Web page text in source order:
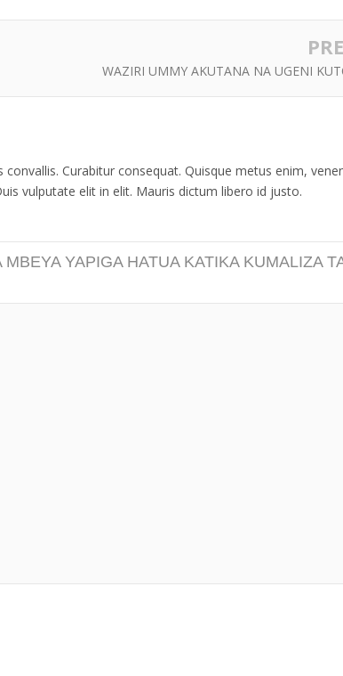
WAZIRI UMMY AKUTANA NA UGENI
Curabitur consequat. Quisque metus enim,
vulputate elit in elit. Mauris dictum libero id justo.
YAPIGA HATUA KATIKA KUMALIZA